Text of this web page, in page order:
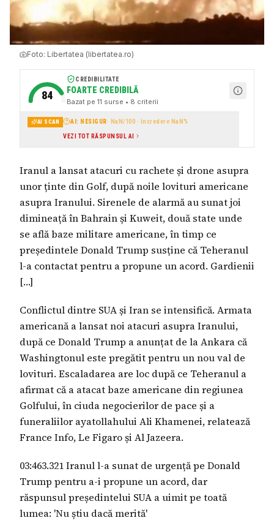
Foto: Libertatea (libertatea.ro)
84
CREDIBILITATE
FOARTE CREDIBILĂ
Bazat pe 11 surse • 8 criterii
AI SCAN AI: NESIGUR· NaN/100 · încredere NaN%
VEZI TOT RĂSPUNSUL AI
Iranul a lansat atacuri cu rachete și drone asupra
unor ținte din Golf, după noile lovituri americane
asupra Iranului. Sirenele de alarmă au sunat joi
dimineață în Bahrain și Kuweit, două state unde
se află baze militare americane, în timp ce
președintele Donald Trump susține că Teheranul
l-a contactat pentru a propune un acord. Gardienii
[…]
Conflictul dintre SUA și Iran se intensifică. Armata
americană a lansat noi atacuri asupra Iranului,
după ce Donald Trump a anunțat de la Ankara că
Washingtonul este pregătit pentru un nou val de
lovituri. Escaladarea are loc după ce Teheranul a
afirmat că a atacat baze americane din regiunea
Golfului, în ciuda negocierilor de pace și a
funeraliilor ayatollahului Ali Khamenei, relatează
France Info, Le Figaro și Al Jazeera.
03:463.321 Iranul l-a sunat de urgență pe Donald
Trump pentru a-i propune un acord, dar
răspunsul președintelui SUA a uimit pe toată
lumea: 'Nu știu dacă merită'